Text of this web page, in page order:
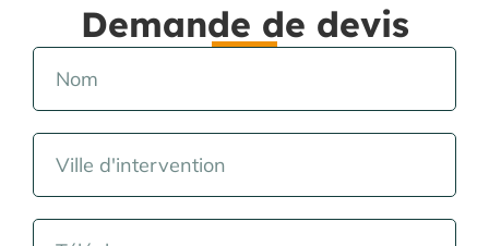
Demande de devis